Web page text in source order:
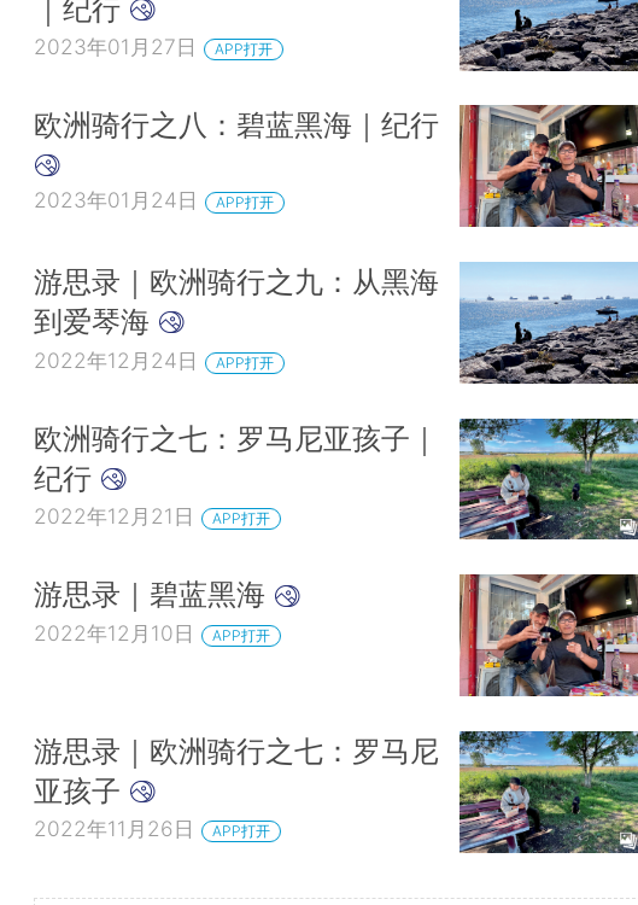
｜纪行
2023年01月27日 APP打开
欧洲骑行之八：碧蓝黑海｜纪行
2023年01月24日 APP打开
游思录｜欧洲骑行之九：从黑海
到爱琴海
2022年12月24日 APP打开
欧洲骑行之七：罗马尼亚孩子｜
纪行
2022年12月21日 APP打开
游思录｜碧蓝黑海
2022年12月10日 APP打开
游思录｜欧洲骑行之七：罗马尼
亚孩子
2022年11月26日 APP打开